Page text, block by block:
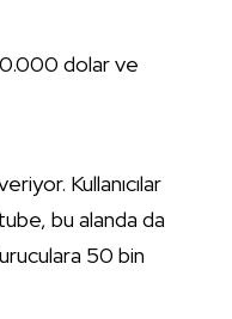
dolar ve
Kullanıcılar
bu alanda da
50 bin